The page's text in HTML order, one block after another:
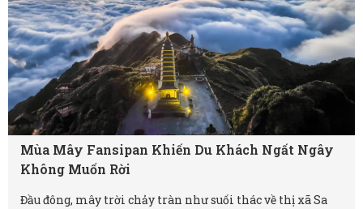
Mùa Mây Fansipan Khiến Du Khách Ngất Ngây
Không Muốn Rời
Đầu đông, mây trời chảy tràn như suối thác về thị xã Sa